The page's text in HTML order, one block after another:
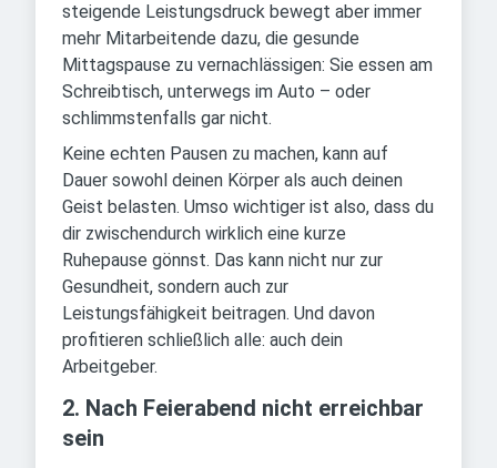
steigende Leistungsdruck bewegt aber immer
mehr Mitarbeitende dazu, die gesunde
Mittagspause zu vernachlässigen: Sie essen am
Schreibtisch, unterwegs im Auto – oder
schlimmstenfalls gar nicht.
Keine echten Pausen zu machen, kann auf
Dauer sowohl deinen Körper als auch deinen
Geist belasten. Umso wichtiger ist also, dass du
dir zwischendurch wirklich eine kurze
Ruhepause gönnst. Das kann nicht nur zur
Gesundheit, sondern auch zur
Leistungsfähigkeit beitragen. Und davon
profitieren schließlich alle: auch dein
Arbeitgeber.
2. Nach Feierabend nicht erreichbar
sein